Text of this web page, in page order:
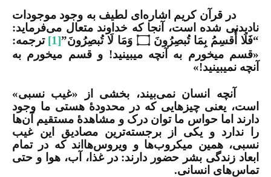
در قرآن کریم اشاره‌ای لطیف به وجود موجودات
نادیدنی شده است، آنجا که خداوند متعال می‌فرماید:
“فَلَا أُقسِمُ بِمَا تُبصِرُونَ۝ وَمَا لَا تُبصِرُونَ”[1] ترجمه:
«قسم می­خورم به آنچه می­بینید! و قسم می­خورم به
آنچه نمی­بینید!»
آنچه انسان نمی‌بیند، بخشی از «غیب نسبی»
است، یعنی چیزهایی که در محدودۀ هستی ما وجود
دارند اما حواس ما توان درک و مشاهدۀ مستقیم آن‌ها
را ندارد و یکی از برجسته‌ترین مصادیق این غیب
نسبی، همین میکروب‌ها و ویروس‌هااند که در تمام
ابعاد زندگی بشر حضور دارند: در غذا، آب، هوا و حتی
تماس‌های انسانی.